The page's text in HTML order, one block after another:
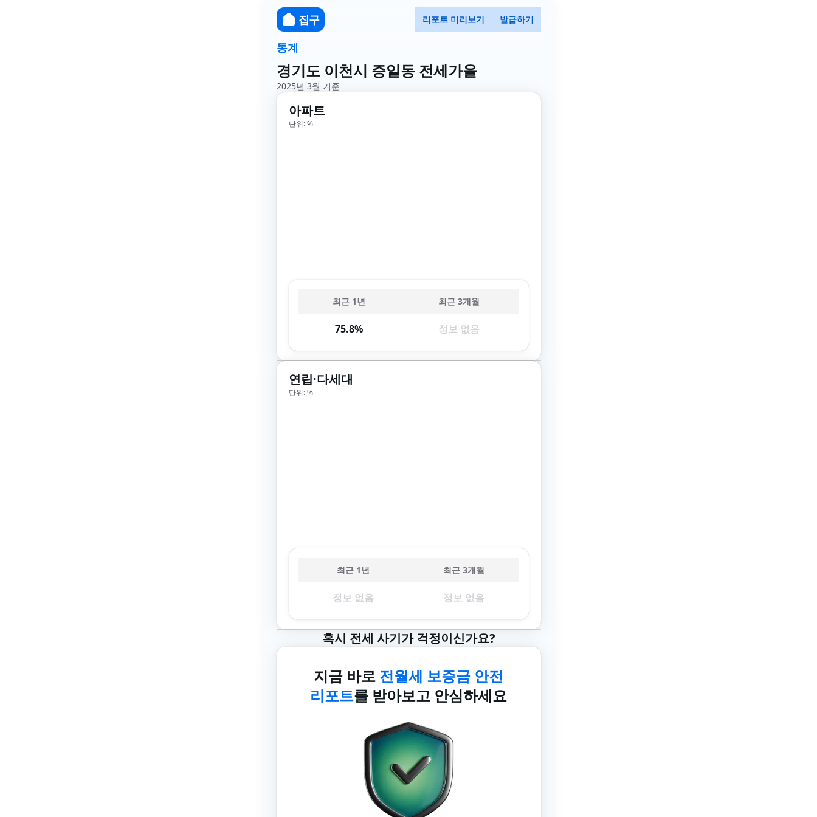
집구 리포트 미리보기 발급하기
통계
경기도 이천시 증일동 전세가율
2025년 3월 기준
아파트
단위: %
최근 1년 최근 3개월
75.8% 정보 없음
연립·다세대
단위: %
최근 1년 최근 3개월
정보 없음 정보 없음
혹시 전세 사기가 걱정이신가요?
지금 바로 전월세 보증금 안전
리포트를 받아보고 안심하세요